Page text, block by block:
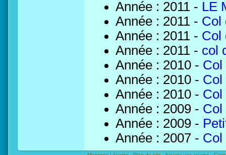
Année : 2011 - LE
Année : 2011 - Col
Année : 2011 - Col
Année : 2011 - col
Année : 2010 - Col
Année : 2010 - Col
Année : 2010 - Col
Année : 2009 - Col
Année : 2009 -
Année : 2007 - Col